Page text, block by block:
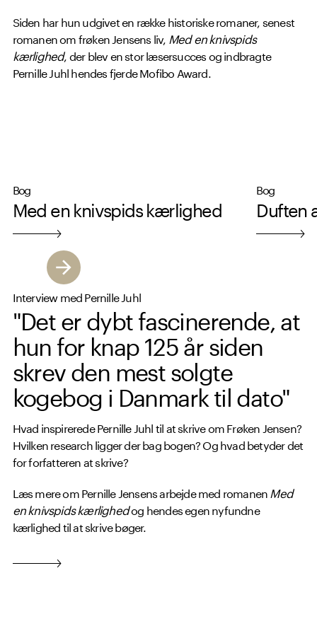
Siden har hun udgivet en række historiske romaner, senest
romanen om frøken Jensens liv, Med en knivspids
kærlighed, der blev en stor læsersucces og indbragte
Pernille Juhl hendes fjerde Mofibo Award.
Bog
Med en knivspids kærlighed
Bog
Duften
Interview med Pernille Juhl
"Det er dybt fascinerende, at
hun for knap 125 år siden
skrev den mest solgte
kogebog i Danmark til dato"
Hvad inspirerede Pernille Juhl til at skrive om Frøken Jensen?
Hvilken research ligger der bag bogen? Og hvad betyder det
for forfatteren at skrive?
Læs mere om Pernille Jensens arbejde med romanen Med
en knivspids kærlighedog hendes egen nyfundne
kærlighed til at skrive bøger.